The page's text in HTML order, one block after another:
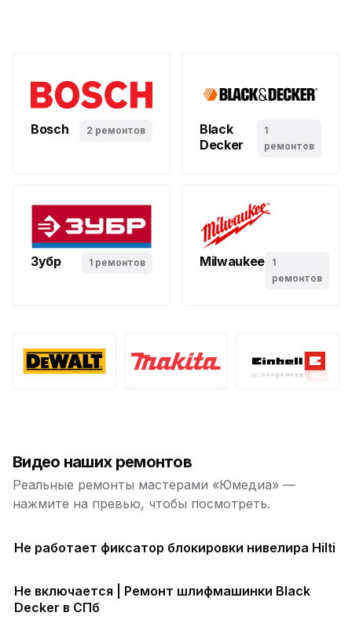
Bosch 2 ремонтов
Black
Decker
1
ремонтов
Зубр 1 ремонтов Milwaukee
1
ремонтов
Видео наших ремонтов
Реальные ремонты мастерами «Юмедиа» —
нажмите на превью, чтобы посмотреть.
Не работает фиксатор блокировки нивелира Hilti
Не включается | Ремонт шлифмашинки Black
Decker в СПб